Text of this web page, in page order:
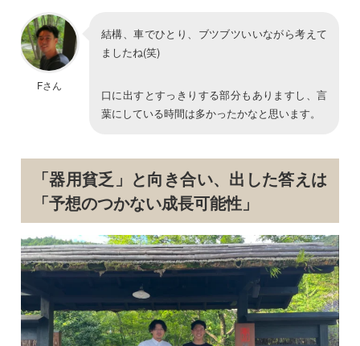
Fさん
結構、車でひとり、ブツブツいいながら考えて
ましたね(笑)
口に出すとすっきりする部分もありますし、言
葉にしている時間は多かったかなと思います。
「器用貧乏」と向き合い、出した答えは
「予想のつかない成長可能性」